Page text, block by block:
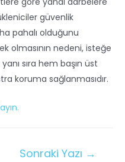
güvenlik
pahalı olduğunu
olmasının nedeni, isteğe
sıra hem başın üst
koruma sağlanmasıdır.
Sonraki Yazı →